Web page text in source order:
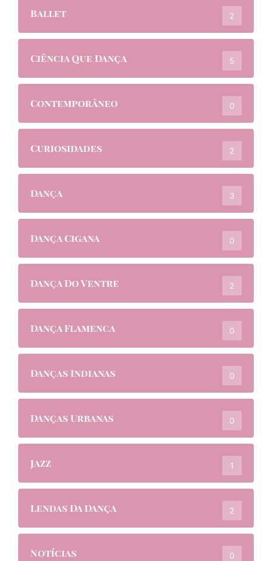
Ballet 2
Ciência Que Dança 5
Contemporâneo 0
Curiosidades 2
Dança 3
Dança Cigana 0
Dança Do Ventre 2
Dança Flamenca 0
Danças Indianas 0
Danças Urbanas 0
Jazz 1
Lendas Da Dança 2
Notícias 0